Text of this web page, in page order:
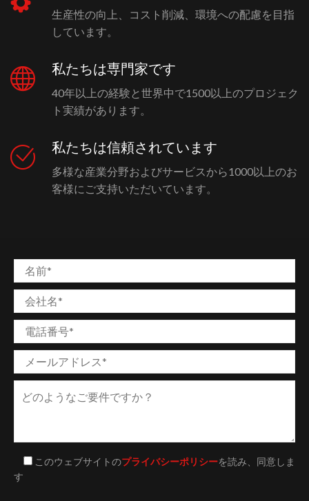
生産性の向上、コスト削減、環境への配慮を目指
しています。
私たちは専門家です
40年以上の経験と世界中で1500以上のプロジェク
ト実績があります。
私たちは信頼されています
多様な産業分野およびサービスから1000以上のお
客様にご支持いただいています。
このウェブサイトのプライバシーポリシーを読み、同意しま
す